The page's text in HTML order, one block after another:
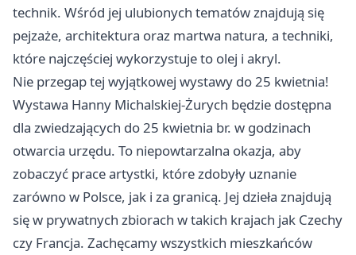
technik. Wśród jej ulubionych tematów znajdują się
pejzaże, architektura oraz martwa natura, a techniki,
które najczęściej wykorzystuje to olej i akryl.
Nie przegap tej wyjątkowej wystawy do 25 kwietnia!
Wystawa Hanny Michalskiej-Żurych będzie dostępna
dla zwiedzających do 25 kwietnia br. w godzinach
otwarcia urzędu. To niepowtarzalna okazja, aby
zobaczyć prace artystki, które zdobyły uznanie
zarówno w Polsce, jak i za granicą. Jej dzieła znajdują
się w prywatnych zbiorach w takich krajach jak Czechy
czy Francja. Zachęcamy wszystkich mieszkańców